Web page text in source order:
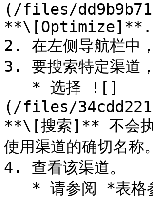
(/files/
**\[Optimize]**.
2. 在左侧导航栏
3. 要搜索特定渠道
(/files/
**\[搜索]** 不会执
使用渠道的确切名称。
4. 查看该渠道。